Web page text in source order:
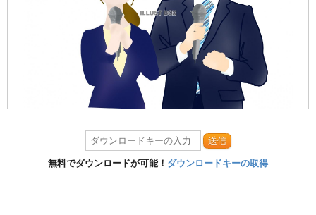
送信
無料でダウンロードが可能！ ダウンロードキーの取得